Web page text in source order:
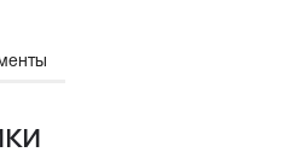
цилиндрами других